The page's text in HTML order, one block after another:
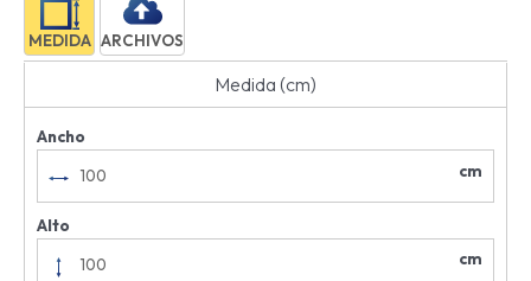
MEDIDA ARCHIVOS
Medida (cm)
Ancho
cm
Alto
cm